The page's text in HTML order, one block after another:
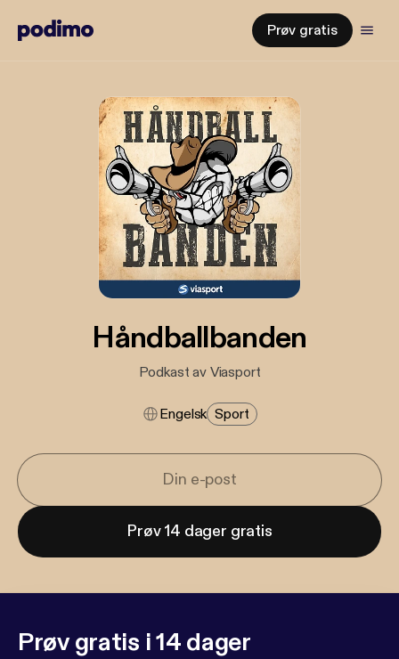
Prøv gratis
Håndballbanden
Podkast av Viasport
Engelsk Sport
Prøv 14 dager gratis
Prøv gratis i 14 dager